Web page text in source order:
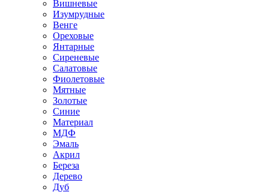
Вишневые
Изумрудные
Венге
Ореховые
Янтарные
Сиреневые
Салатовые
Фиолетовые
Мятные
Золотые
Синие
Материал
МДФ
Эмаль
Акрил
Береза
Дерево
Дуб